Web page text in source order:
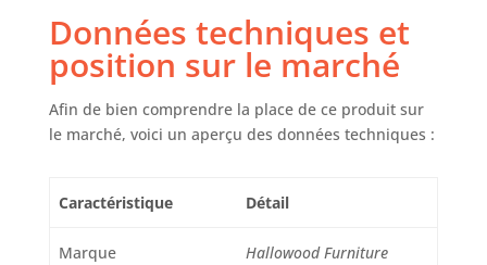
il suffit de l'essuyer
avec un chiffon sec
pour un style et
une fonction sans
effort.
Données techniques et
position sur le marché
Afin de bien comprendre la place de ce produit sur
le marché, voici un aperçu des données techniques :
Caractéristique Détail
Marque Hallowood Furniture